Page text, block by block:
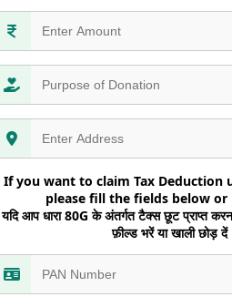
If you want to claim Tax Deduction
please fill the fields below or
यदि आप धारा 80G के अंतर्गत टैक्स छूट प्राप्त
फ़ील्ड भरें या खाली छोड़